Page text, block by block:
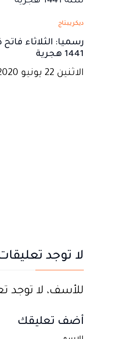
ديكريبتاج
رسميا: الثلاثاء
1441 هجرية
الاثنين 22 يونيو 2020
لا توجد
للأسف، لا توجد
أضف تعليقك